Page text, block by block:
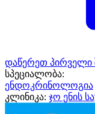
დაწერეთ პირველი
სპეციალობა:
ენდოკრინოლოგია
კლინიკა: ჯო ენის